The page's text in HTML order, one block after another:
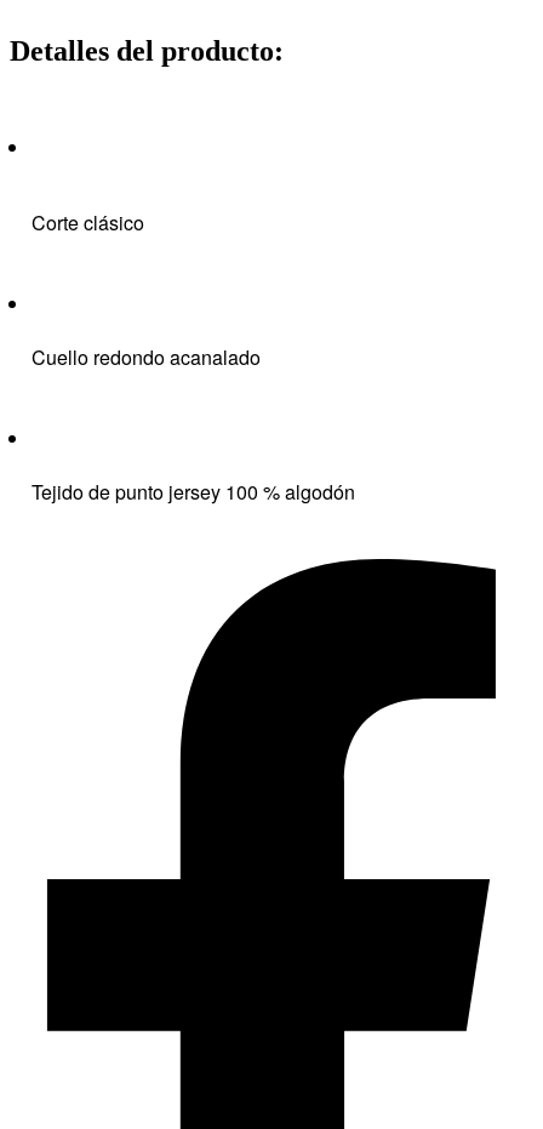
Detalles del producto:
Corte clásico
Cuello redondo acanalado
Tejido de punto jersey 100 % algodón